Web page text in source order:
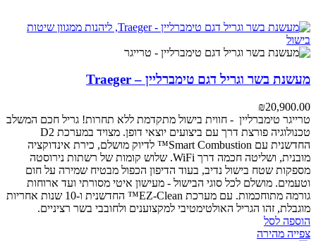
מעשנת בשר וגריל דגם טימברליין – Traeger
₪20,900.00
טרייגר טימברליין - חווית בישול מתקדמת ללא תחרות! גריל חכם המשלב
טכנולוגיה פורצת דרך עם ביצועים יוצאי דופן. מצויד במערכת D2
החדשנית עם Smart Combustion™ לדיוק מושלם, כירת אינדוקציה
מובנית, ושליטה חכמה דרך WiFi. שלוש קומות של רשתות נירוסטה
מספקות שטח בישול נדיב, בעוד הדיפון הכפול מבטיח שמירה על חום
וטעמים. מושלם לכל סוגי הבישול - מעישון איטי מסורתי ועד ארוחות
גורמה מתוחכמות. עם מערכת EZ-Clean™ החדשנית ו-10 שנות אחריות
מוגבלת, זהו הגריל האולטימטיבי למקצוענים ולחובבי בשר רציניים.
הוספה לסל
צפייה מהירה